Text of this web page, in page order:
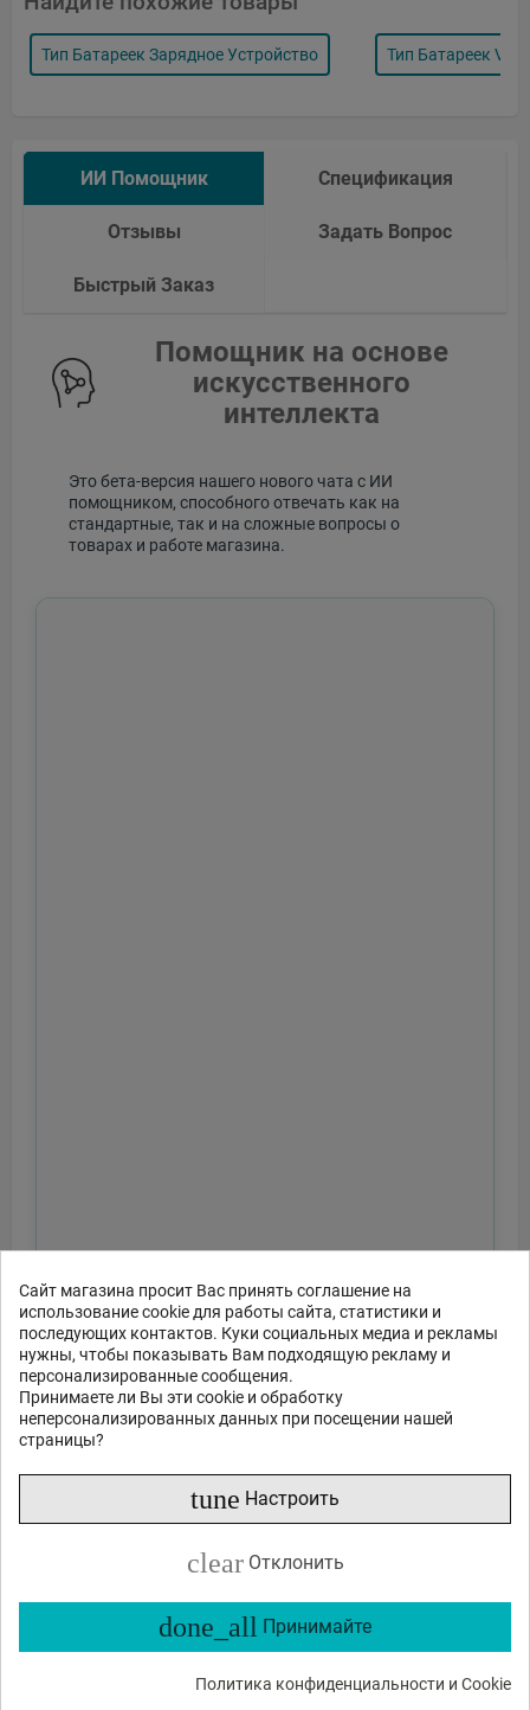
Сайт магазина просит Вас принять соглашение на
использование cookie для работы сайта, статистики и
последующих контактов. Куки социальных медиа и рекламы
нужны, чтобы показывать Вам подходящую рекламу и
персонализированные сообщения.
Принимаете ли Вы эти cookie и обработку
неперсонализированных данных при посещении нашей
страницы?
tune Настроить
clear Отклонить
done_all Принимайте
Политика конфиденциальности и Cookie
Тип Батареек Зарядное Устройство Тип Батареек V-
ИИ Помощник Спецификация
Отзывы Задать Вопрос
Быстрый Заказ
Помощник на основе
искусственного
интеллекта
Это бета-версия нашего нового чата с ИИ
помощником, способного отвечать как на
стандартные, так и на сложные вопросы о
товарах и работе магазина.